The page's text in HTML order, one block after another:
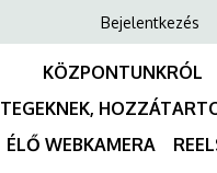
Anonim
Felhasználói
fiók
menüje
Bejelentkezés
KÖZPONTUNKRÓL
ÉLŐ WEBKAMERA